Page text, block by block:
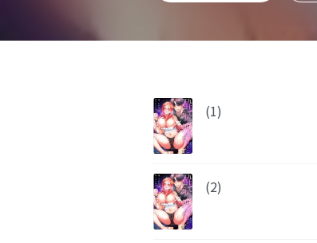
(1)
(2)